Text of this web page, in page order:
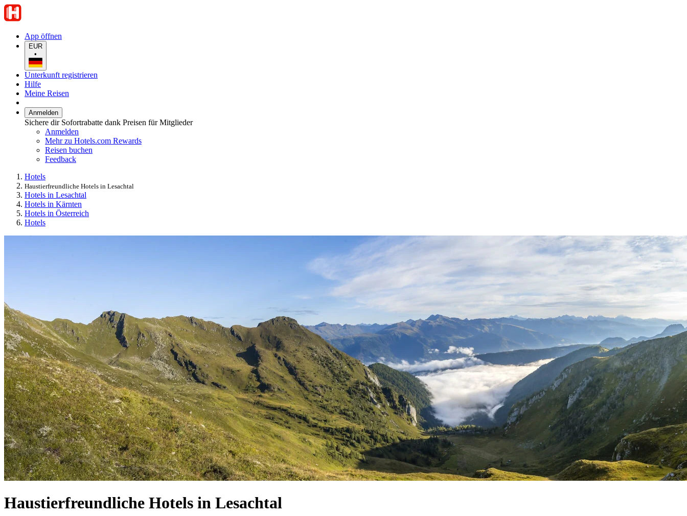
App öffnen
EUR
•
Unterkunft registrieren
Hilfe
Meine Reisen
Anmelden
Sichere dir Sofortrabatte dank Preisen für Mitglieder
Anmelden
Mehr zu Hotels.com Rewards
Reisen buchen
Feedback
Hotels
Haustierfreundliche Hotels in Lesachtal
Hotels in Lesachtal
Hotels in Kärnten
Hotels in Österreich
Hotels
Haustierfreundliche Hotels in Lesachtal